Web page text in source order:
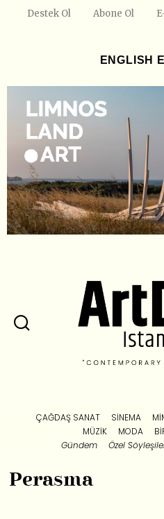
Destek Ol Abone Ol
ENGLISH
ÇAĞDAŞ SANAT SINEMA
MÜZIK
MODA
Gündem
Özel
Perasma